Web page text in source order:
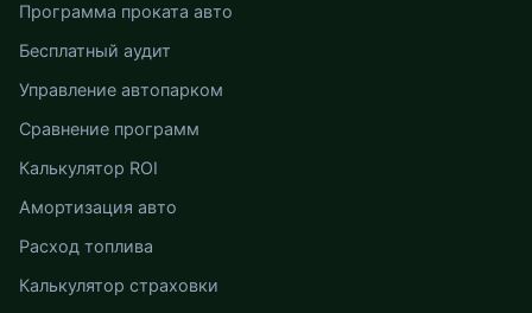
Программа проката авто
Бесплатный аудит
Управление автопарком
Сравнение программ
Калькулятор ROI
Амортизация авто
Расход топлива
Калькулятор страховки